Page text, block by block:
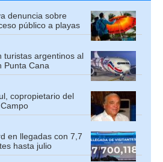
denuncia sobre
público a playas
turistas argentinos al
Punta Cana
copropietario del
en llegadas con 7,7
hasta julio